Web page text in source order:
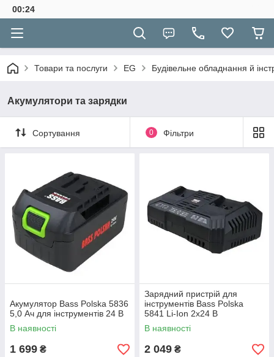
00:24
Товари та послуги EG Будівельне обладнання й
Акумулятори та зарядки
Сортування 0 Фільтри
Акумулятор Bass Polska 5836
5,0 Ач для інструментів 24 В
В наявності
1 699 ₴
Зарядний пристрій для
інструментів Bass Polska
5841 Li-Ion 2x24 В
В наявності
2 049 ₴